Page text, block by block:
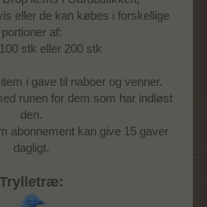
eller de kan købes i forskellige
portioner af:
stk eller 200 stk
i gave til naboer og venner.
runen for dem som har indløst
den.
abonnement kan give 15 gaver
dagligt.
Trylletræ: